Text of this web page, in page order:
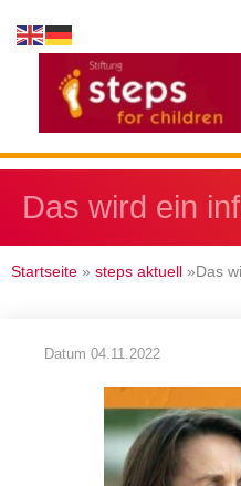
Inhalt
springen
Das wird ein
Startseite » steps aktuell »Das
Datum 04.11.2022